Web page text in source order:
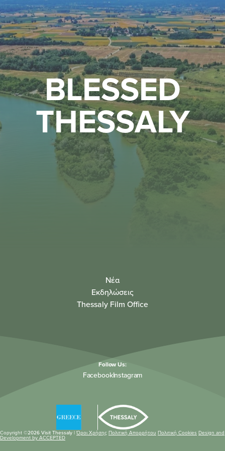
BLESSED
THESSALY
Νέα
Εκδηλώσεις
Thessaly Film Office
Follow Us:
FacebookInstagram
Copyright ©2026 Visit Thessaly | Όροι Χρήσης Πολιτική Απορρήτου Πολιτική Cookies Design and
Development by ACCEPTED